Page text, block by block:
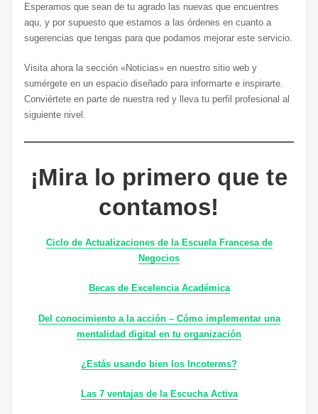
Esperamos que sean de tu agrado las nuevas que encuentres
aqu, y por supuesto que estamos a las órdenes en cuanto a
sugerencias que tengas para que podamos mejorar este servicio.
Visita ahora la sección «Noticias» en nuestro sitio web y
sumérgete en un espacio diseñado para informarte e inspirarte.
Conviértete en parte de nuestra red y lleva tu perfil profesional al
siguiente nivel.
¡Mira lo primero que te
contamos!
Ciclo de Actualizaciones de la Escuela Francesa de
Negocios
Becas de Excelencia Académica
Del conocimiento a la acción – Cómo implementar una
mentalidad digital en tu organización
¿Estás usando bien los Incoterms?
Las 7 ventajas de la Escucha Activa